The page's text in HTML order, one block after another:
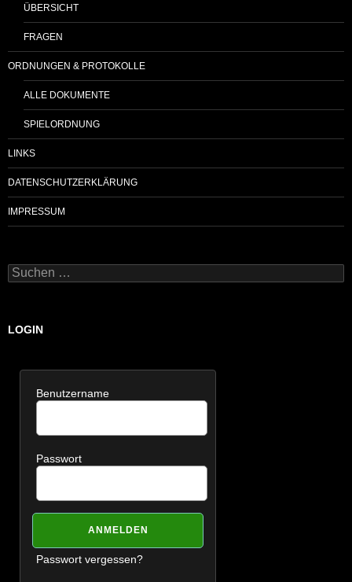
ÜBERSICHT
FRAGEN
ORDNUNGEN & PROTOKOLLE
ALLE DOKUMENTE
SPIELORDNUNG
LINKS
DATENSCHUTZERKLÄRUNG
IMPRESSUM
Suchen
nach:
LOGIN
Benutzername
Passwort
Passwort vergessen?